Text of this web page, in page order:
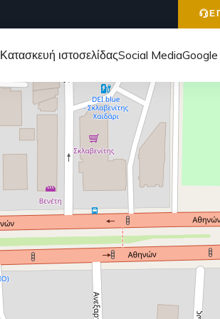
Κατασκευή ιστοσελίδαςSocial Media